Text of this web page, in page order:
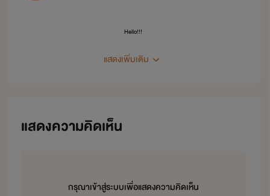
Hello!!!
ขอสวัสดีคนอ่านทุกคนนะคะ :)
นามปากกาเราชื่อ องศาเหนือ
ส่วนตัว ถึงแม้จะรู้แล้วว่า การเขียนออกมาแต่ละตอน แต่ละเรื่อง มันยากกว่าการอ่านหลายเท่า เราก็จะ
แสดงเพิ่มเติม
แสดงความคิดเห็น
กรุณาเข้าสู่ระบบเพื่อแสดงความคิดเห็น